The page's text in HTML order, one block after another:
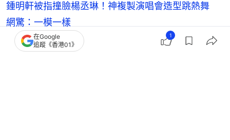
鍾明軒被指撞臉楊丞琳！神複製演唱會造型跳熱舞
網驚：一模一樣
「代言人」吳尊怒轟行李失蹤3日 國泰航空深夜火
在Google
追蹤《香港01》
1